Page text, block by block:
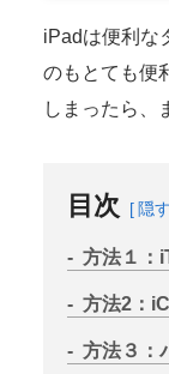
iPadは便利な
のもとても便
しまったら、
目次 隠す
方法１：
方法2：
方法３：